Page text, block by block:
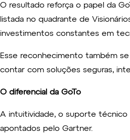
O resultado reforça o papel da
listada no quadrante de
investimentos constantes em
Esse reconhecimento também
contar com soluções seguras,
O diferencial da GoTo
A intuitividade, o suporte técnico
apontados pelo Gartner.